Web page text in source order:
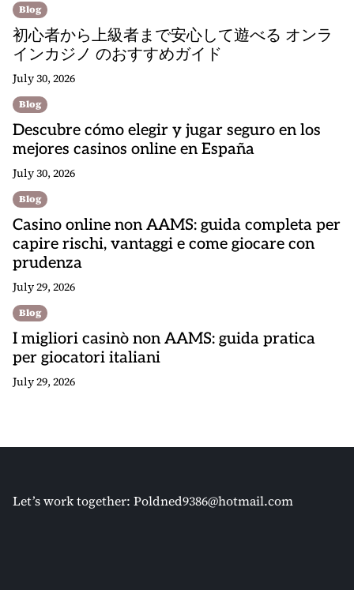
Blog
初心者から上級者まで安心して遊べる オンラ
インカジノ のおすすめガイド
July 30, 2026
Blog
Descubre cómo elegir y jugar seguro en los
mejores casinos online en España
July 30, 2026
Blog
Casino online non AAMS: guida completa per
capire rischi, vantaggi e come giocare con
prudenza
July 29, 2026
Blog
I migliori casinò non AAMS: guida pratica
per giocatori italiani
July 29, 2026
Let’s work together: Poldned9386@hotmail.com